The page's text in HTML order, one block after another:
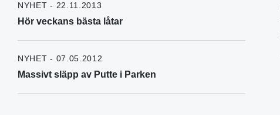
NYHET - 22.11.2013
Hör veckans bästa låtar
NYHET - 07.05.2012
Massivt släpp av Putte i Parken